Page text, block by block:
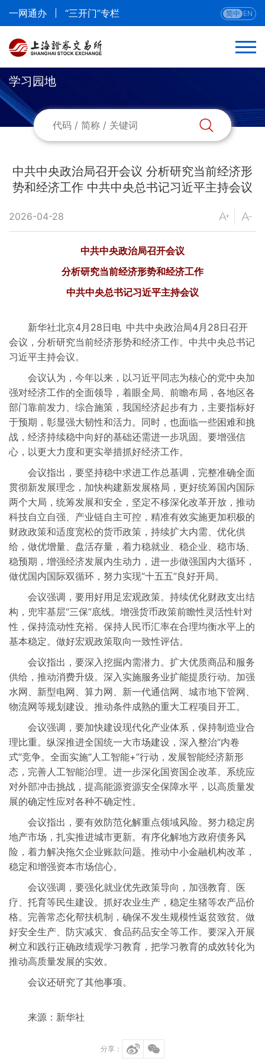
一网通办 “三开门”专栏 简中 EN
学习园地
中共中央政治局召开会议 分析研究当前经济形
势和经济工作 中共中央总书记习近平主持会议
2026-04-28
中共中央政治局召开会议
分析研究当前经济形势和经济工作
中共中央总书记习近平主持会议
新华社北京4月28日电 中共中央政治局4月28日召开
会议，分析研究当前经济形势和经济工作。中共中央总书记
习近平主持会议。
会议认为，今年以来，以习近平同志为核心的党中央加
强对经济工作的全面领导，着眼全局、前瞻布局，各地区各
部门靠前发力、综合施策，我国经济起步有力，主要指标好
于预期，彰显强大韧性和活力。同时，也面临一些困难和挑
战，经济持续稳中向好的基础还需进一步巩固。要增强信
心，以更大力度和更实举措抓好经济工作。
会议指出，要坚持稳中求进工作总基调，完整准确全面
贯彻新发展理念，加快构建新发展格局，更好统筹国内国际
两个大局，统筹发展和安全，坚定不移深化改革开放，推动
科技自立自强、产业链自主可控，精准有效实施更加积极的
财政政策和适度宽松的货币政策，持续扩大内需、优化供
给，做优增量、盘活存量，着力稳就业、稳企业、稳市场、
稳预期，增强经济发展内生动力，进一步做强国内大循环，
做优国内国际双循环，努力实现“十五五”良好开局。
会议强调，要用好用足宏观政策。持续优化财政支出结
构，兜牢基层“三保”底线。增强货币政策前瞻性灵活性针对
性，保持流动性充裕。保持人民币汇率在合理均衡水平上的
基本稳定。做好宏观政策取向一致性评估。
会议指出，要深入挖掘内需潜力。扩大优质商品和服务
供给，推动消费升级。深入实施服务业扩能提质行动。加强
水网、新型电网、算力网、新一代通信网、城市地下管网、
物流网等规划建设。推动条件成熟的重大工程项目开工。
会议强调，要加快建设现代化产业体系，保持制造业合
理比重。纵深推进全国统一大市场建设，深入整治“内卷
式”竞争。全面实施“人工智能+”行动，发展智能经济新形
态，完善人工智能治理。进一步深化国资国企改革。系统应
对外部冲击挑战，提高能源资源安全保障水平，以高质量发
展的确定性应对各种不确定性。
会议指出，要有效防范化解重点领域风险。努力稳定房
地产市场，扎实推进城市更新。有序化解地方政府债务风
险，着力解决拖欠企业账款问题。推动中小金融机构改革，
稳定和增强资本市场信心。
会议强调，要强化就业优先政策导向，加强教育、医
疗、托育等民生建设。抓好农业生产，稳定生猪等农产品价
格。完善常态化帮扶机制，确保不发生规模性返贫致贫。做
好安全生产、防灾减灾、食品药品安全等工作。要深入开展
树立和践行正确政绩观学习教育，把学习教育的成效转化为
推动高质量发展的实效。
会议还研究了其他事项。
来源：新华社
分享：